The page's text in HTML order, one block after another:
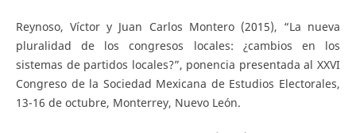
Reynoso, Víctor y Juan Carlos Montero (2015), “La nueva
pluralidad de los congresos locales: ¿cambios en los
sistemas de partidos locales?”, ponencia presentada al XXVI
Congreso de la Sociedad Mexicana de Estudios Electorales,
13-16 de octubre, Monterrey, Nuevo León.